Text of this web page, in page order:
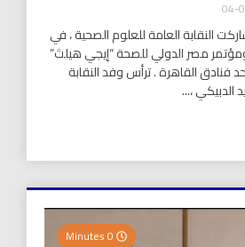
النقابة العامة للعلوم الصحية ، في
مصر الدولي للصحة “إيجي هيلث”
فنادق القاهرة . ترأس وفد النقابة
الدبيكي ،...